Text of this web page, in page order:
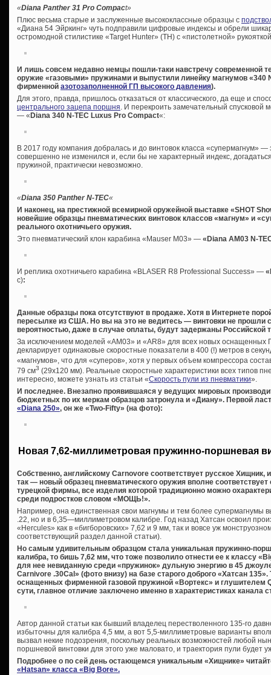
«Diana Panther 31 Pro Compact»
Плюс весьма старые и заслуженные высококлассные образцы с
«Диана 54 Эйркинг» чуть подправили цифровые индексы и обрели
остромодной стилистике «Target Hunter» (ТН) с «пистолетной»
И лишь совсем недавно немцы пошли-таки навстречу современной
оружие «газовыми» пружинами и выпустили линейку магнумов «340
фирменной азотозаполненной ГП высокого давления).
Для этого, правда, пришлось отказаться от классического, да еще и
центрального зацепа поршня . И перекроить замечательный
— «Diana 340 N-TEC Luxus Pro Compact«:
В 2017 году компания добралась и до винтовок класса «супермагнум»
совершенно не изменился и, если бы не характерный индекс,
пружиной, практически невозможно.
«Diana 350 Panther N-TEC«
И наконец, на престижной всемирной оружейной выставке «SHOT
новейшие образцы пневматических винтовок классов «магнум» и
реального охотничьего оружия.
Это пневматический клон карабина «Mauser M03» — «Diana AM03 N-
И реплика охотничьего карабина «BLASER R8 Professional Success» —
с):
Данные образцы пока отсутствуют в продаже. Хотя в Интернете
пересылке из США. Но вы на это не ведитесь — винтовки не прошли
вероятностью, даже в случае оплаты, будут задержаны Российской
За исключением моделей «AM03» и «AR8» для всех новых оснащенных
декларирует одинаковые скоростные показатели в 400 (!) метров в
«магнумов», что для «суперов», хотя у первых объем компрессора
79 см3 (29х120 мм). Реальные скоростные характеристики всех типов
интересно, можете узнать из статьи «Скорость пули из пневматики».
И последнее. Внезапно проявившаяся у ведущих мировых
бюджетных по их меркам образцов затронула и «Диану». Первой
«Diana 250», он же «Two-Fifty» (на фото):
Новая 7,62-миллиметровая пружинно-поршневая
Собственно, английскому Carnovore соответствует русское
так — новый образец пневматического оружия вполне
турецкой фирмы, все изделия которой традиционно можно
среди подростков словом «МОЩЬ!».
Например, она единственная свои магнумы и тем более супермагнумы
.22, но и в 6,35—миллиметровом калибре. Год назад Хатсан освоил
«Hercules» как в «бигборовских» 7,62 и 9 мм, так и вовсе уж
соответствующий раздел данной статьи).
Но самым удивительным образцом стала уникальная пружинно-
калибра, то бишь 7,62 мм, что тоже позволило отнести ее к классу
для нее невиданную среди «пружинок» дульную энергию в 45
Carnivore .30Cal» (фото внизу) на базе старого доброго «Хатсан
оснащенных фирменной газовой пружиной «Вортекс» и глушителем
сути, главное отличие заключено именно в характеристиках канала
Автор данной статьи как бывший владелец перестволенного 135-го
избыточны для калибра 4,5 мм, а вот 5,5-миллиметровые варианты
вызвал некие подозрения, поскольку реальных возможностей любой
поршневой винтовки для этого уже маловато, и траектория пули будет
Подробнее о по сей день остающемся уникальным «Хищнике»
«Hatsan» класса «Big Bore».